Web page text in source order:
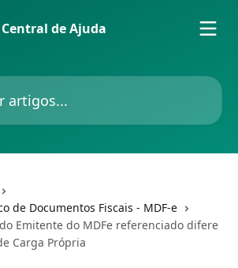
de Documentos Fiscais - MDF-e
Emitente do MDFe referenciado difere
Carga Própria